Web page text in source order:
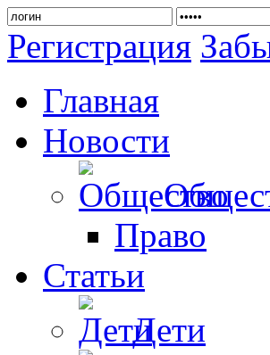
Регистрация
Главная
Новости
Право
Статьи
Дети